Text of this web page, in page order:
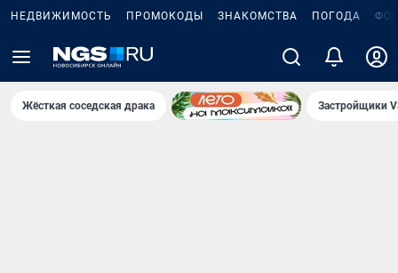
НЕДВИЖИМОСТЬ ПРОМОКОДЫ ЗНАКОМСТВА ПОГОДА
Жёсткая соседская драка Застройщики